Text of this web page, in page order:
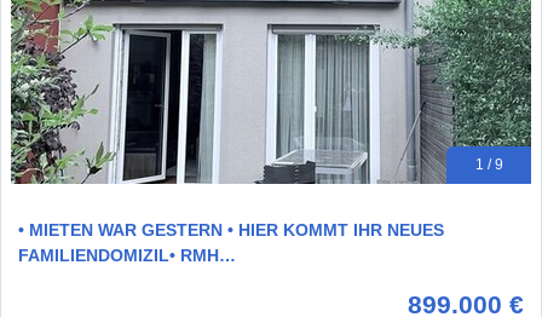
1 / 9
• MIETEN WAR GESTERN • HIER KOMMT IHR NEUES
FAMILIENDOMIZIL• RMH…
899.000 €